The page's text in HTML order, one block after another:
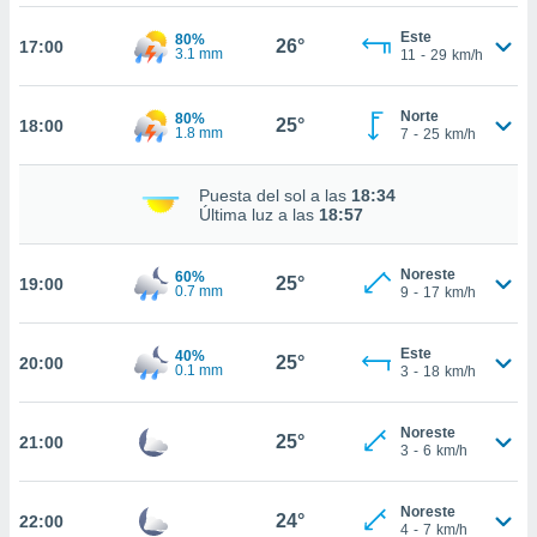
de que
el sitio
o
aunque
no
acceder a
abono
17:00
80%
3.1 mm
26°
Este
11 - 29 km/h
18:00
80%
1.8 mm
25°
Norte
7 - 25 km/h
Puesta del sol a las 18:34
Última luz a las 18:57
19:00
60%
0.7 mm
25°
Noreste
9 - 17 km/h
20:00
40%
0.1 mm
25°
Este
3 - 18 km/h
21:00 25°
Noreste
3 - 6 km/h
22:00 24°
Noreste
4 - 7 km/h